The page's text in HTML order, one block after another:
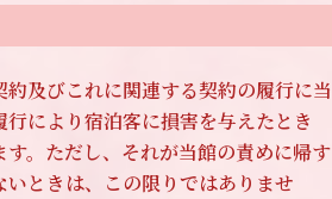
及びこれに関連する契約の履行に当
により宿泊客に損害を与えたとき
。ただし、それが当館の責めに帰す
ときは、この限りではありませ